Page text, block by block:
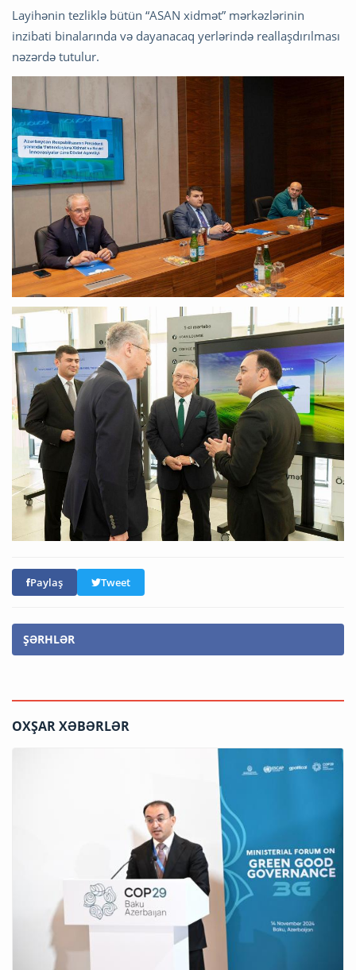
​Layihənin tezliklə bütün “ASAN xidmət” mərkəzlərinin
inzibati binalarında və dayanacaq yerlərində reallaşdırılması
nəzərdə tutulur.
Paylaş Tweet
ŞƏRHLƏR
OXŞAR XƏBƏRLƏR